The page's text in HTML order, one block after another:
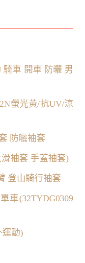
騎車 開車 防曬 男
螢光黃/抗UV/涼
防曬袖套
袖套 手蓋袖套)
登山騎行袖套
車(32TYDG0309
運動)